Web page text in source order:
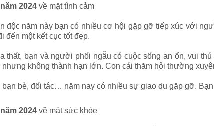
2024 về mặt tình cảm
độc năm này bạn có nhiều cơ hội gặp gỡ tiếp xúc với
đến một kết cục tốt đẹp.
thất, bạn và người phối ngẫu có cuộc sống an ổn, vui
nhưng không thành hạn lớn. Con cái thăm hỏi thường
bạn bè, đối tác… năm nay có nhiều sự giao du gặp gỡ.
2024 về mặt sức khỏe